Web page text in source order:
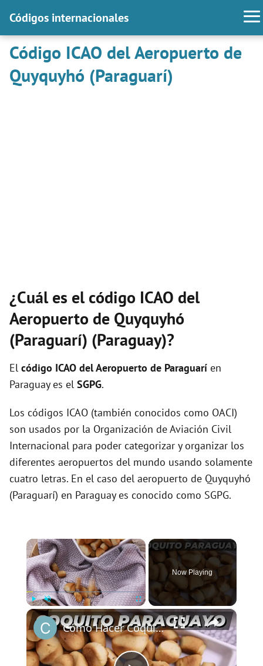
Códigos internacionales
Código ICAO del Aeropuerto de
Quyquyhó (Paraguarí)
¿Cuál es el código ICAO del
Aeropuerto de Quyquyhó
(Paraguarí) (Paraguay)?
El código ICAO delAeropuerto de Paraguarí en
Paraguay es el SGPG.
Los códigos ICAO (también conocidos como OACI)
son usados por la Organización de Aviación Civil
Internacional para poder categorizar y organizar los
diferentes aeropuertos del mundo usando solamente
cuatro letras. En el caso del aeropuerto de Quyquyhó
(Paraguarí) en Paraguay es conocido como SGPG.
×
Play Unmute Fullscreen
Now Playing
×
Cómo Hacer Coquito, El Panificado MAS Popular de Paraguay!